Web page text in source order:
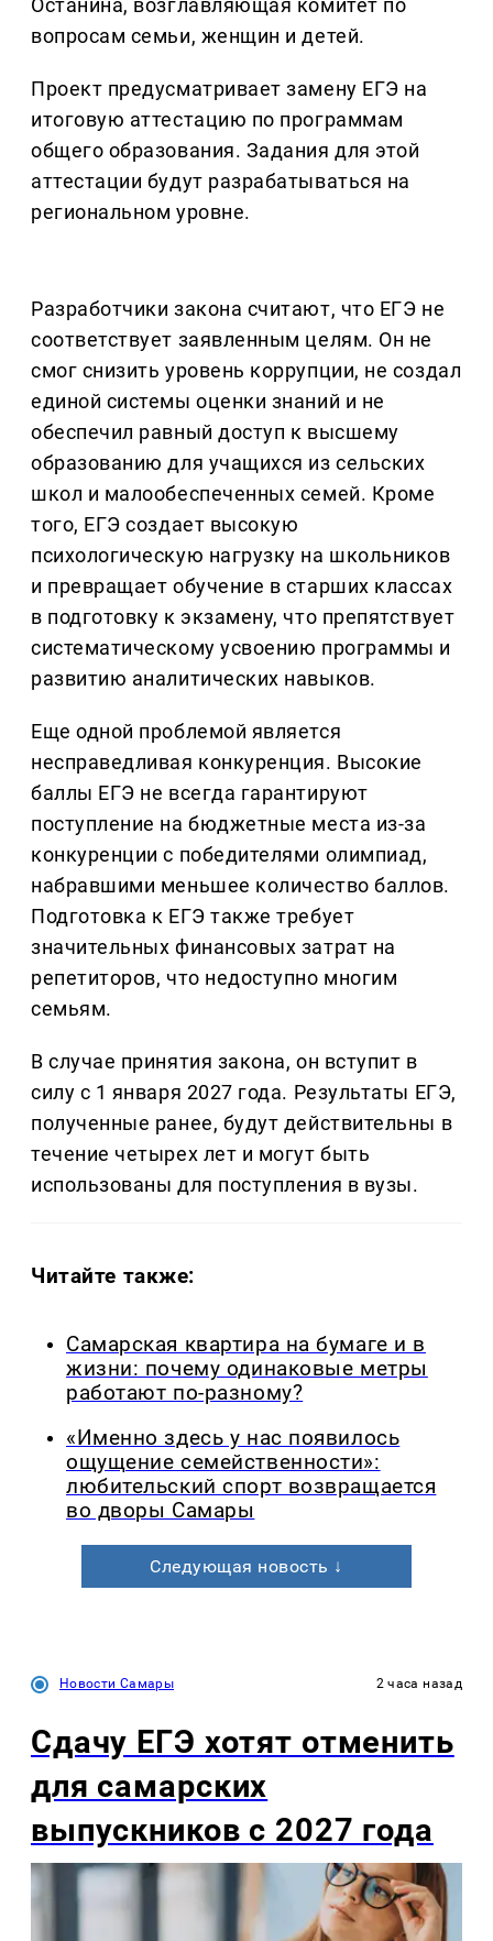
Останина, возглавляющая комитет по
вопросам семьи, женщин и детей.
Проект предусматривает замену ЕГЭ на
итоговую аттестацию по программам
общего образования. Задания для этой
аттестации будут разрабатываться на
региональном уровне.
Разработчики закона считают, что ЕГЭ не
соответствует заявленным целям. Он не
смог снизить уровень коррупции, не создал
единой системы оценки знаний и не
обеспечил равный доступ к высшему
образованию для учащихся из сельских
школ и малообеспеченных семей. Кроме
того, ЕГЭ создает высокую
психологическую нагрузку на школьников
и превращает обучение в старших классах
в подготовку к экзамену, что препятствует
систематическому усвоению программы и
развитию аналитических навыков.
Еще одной проблемой является
несправедливая конкуренция. Высокие
баллы ЕГЭ не всегда гарантируют
поступление на бюджетные места из-за
конкуренции с победителями олимпиад,
набравшими меньшее количество баллов.
Подготовка к ЕГЭ также требует
значительных финансовых затрат на
репетиторов, что недоступно многим
семьям.
В случае принятия закона, он вступит в
силу с 1 января 2027 года. Результаты ЕГЭ,
полученные ранее, будут действительны в
течение четырех лет и могут быть
использованы для поступления в вузы.
Читайте также:
Самарская квартира на бумаге и в
жизни: почему одинаковые метры
работают по-разному?
«Именно здесь у нас появилось
ощущение семейственности»:
любительский спорт возвращается
во дворы Самары
Следующая новость ↓
Новости Самары 2 часа назад
Сдачу ЕГЭ хотят отменить
для самарских
выпускников с 2027 года